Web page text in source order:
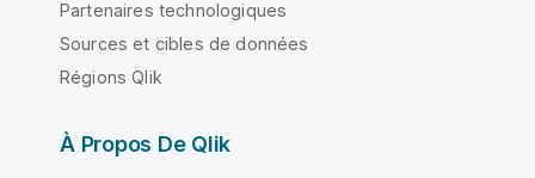
Partenaires technologiques
Sources et cibles de données
Régions Qlik
À Propos De Qlik